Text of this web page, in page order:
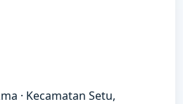
· Kecamatan Setu,